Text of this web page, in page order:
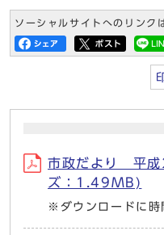
ソーシャルサイトへのリンク
市政だより 平
ズ：1.49MB)
※ダウンロードに時